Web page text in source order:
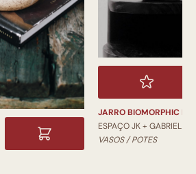
JARRO BIOMORPHIC
ESPAÇO JK + GABRIEL
VASOS / POTES